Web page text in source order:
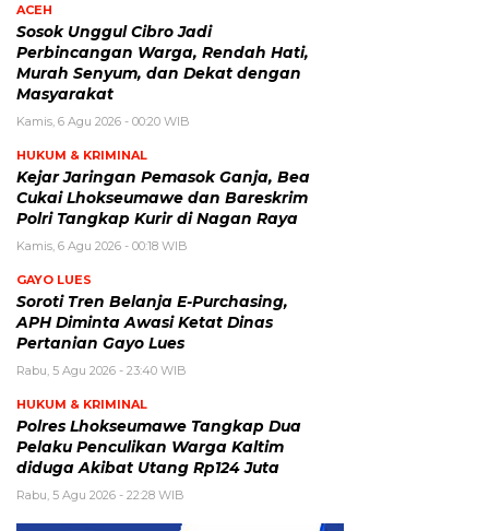
ACEH
Sosok Unggul Cibro Jadi
Perbincangan Warga, Rendah Hati,
Murah Senyum, dan Dekat dengan
Masyarakat
Kamis, 6 Agu 2026 - 00:20 WIB
HUKUM & KRIMINAL
Kejar Jaringan Pemasok Ganja, Bea
Cukai Lhokseumawe dan Bareskrim
Polri Tangkap Kurir di Nagan Raya
Kamis, 6 Agu 2026 - 00:18 WIB
GAYO LUES
Soroti Tren Belanja E-Purchasing,
APH Diminta Awasi Ketat Dinas
Pertanian Gayo Lues
Rabu, 5 Agu 2026 - 23:40 WIB
HUKUM & KRIMINAL
Polres Lhokseumawe Tangkap Dua
Pelaku Penculikan Warga Kaltim
diduga Akibat Utang Rp124 Juta
Rabu, 5 Agu 2026 - 22:28 WIB